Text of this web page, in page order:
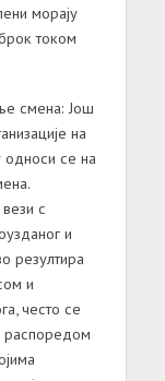
морају
током
смена: Још
на
се на
с
и
резултира
и
често се
распоредом